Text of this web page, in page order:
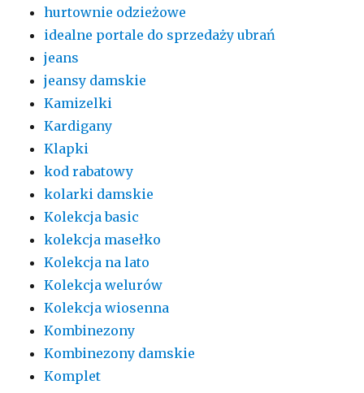
hurtownie odzieżowe
idealne portale do sprzedaży ubrań
jeans
jeansy damskie
Kamizelki
Kardigany
Klapki
kod rabatowy
kolarki damskie
Kolekcja basic
kolekcja masełko
Kolekcja na lato
Kolekcja welurów
Kolekcja wiosenna
Kombinezony
Kombinezony damskie
Komplet